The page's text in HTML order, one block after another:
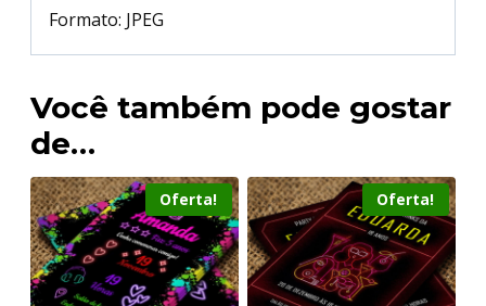
Formato: JPEG
Você também pode gostar
de…
Oferta! Oferta!